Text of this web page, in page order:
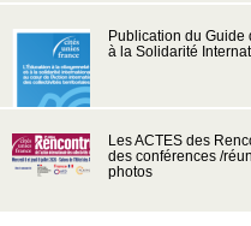
Publication du Guide
à la Solidarité
Les ACTES des
des conférences /
photos